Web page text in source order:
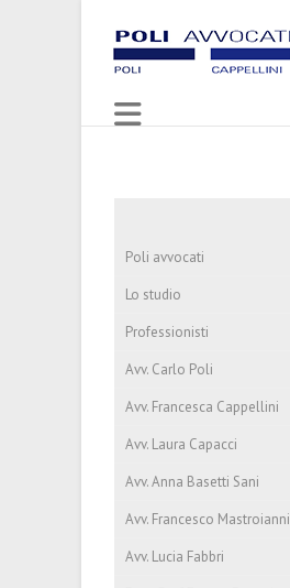
Poli avvocati
Lo studio
Professionisti
Avv. Carlo Poli
Avv. Francesca Cappellini
Avv. Laura Capacci
Avv. Anna Basetti Sani
Avv. Francesco Mastroianni
Avv. Lucia Fabbri